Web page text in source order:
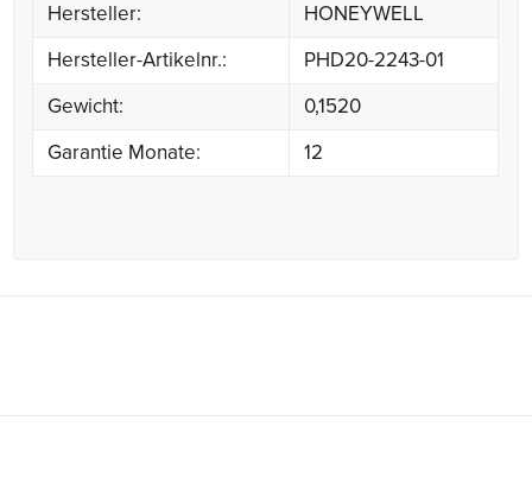
Hersteller:
HONEYWELL
Hersteller-Artikelnr.:
PHD20-2243-01
Gewicht:
0,1520
Garantie Monate:
12